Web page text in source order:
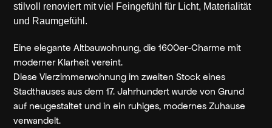
stilvoll renoviert mit viel Feingefühl für Licht, Materialität
und Raumgefühl.
Eine elegante Altbauwohnung, die 1600er-Charme mit
moderner Klarheit vereint.
Diese Vierzimmerwohnung im zweiten Stock eines
Stadthauses aus dem 17. Jahrhundert wurde von Grund
auf neugestaltet und in ein ruhiges, modernes Zuhause
verwandelt.